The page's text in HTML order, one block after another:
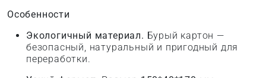
Особенности
Экологичный материал. Бурый картон —
безопасный, натуральный и пригодный для
переработки.